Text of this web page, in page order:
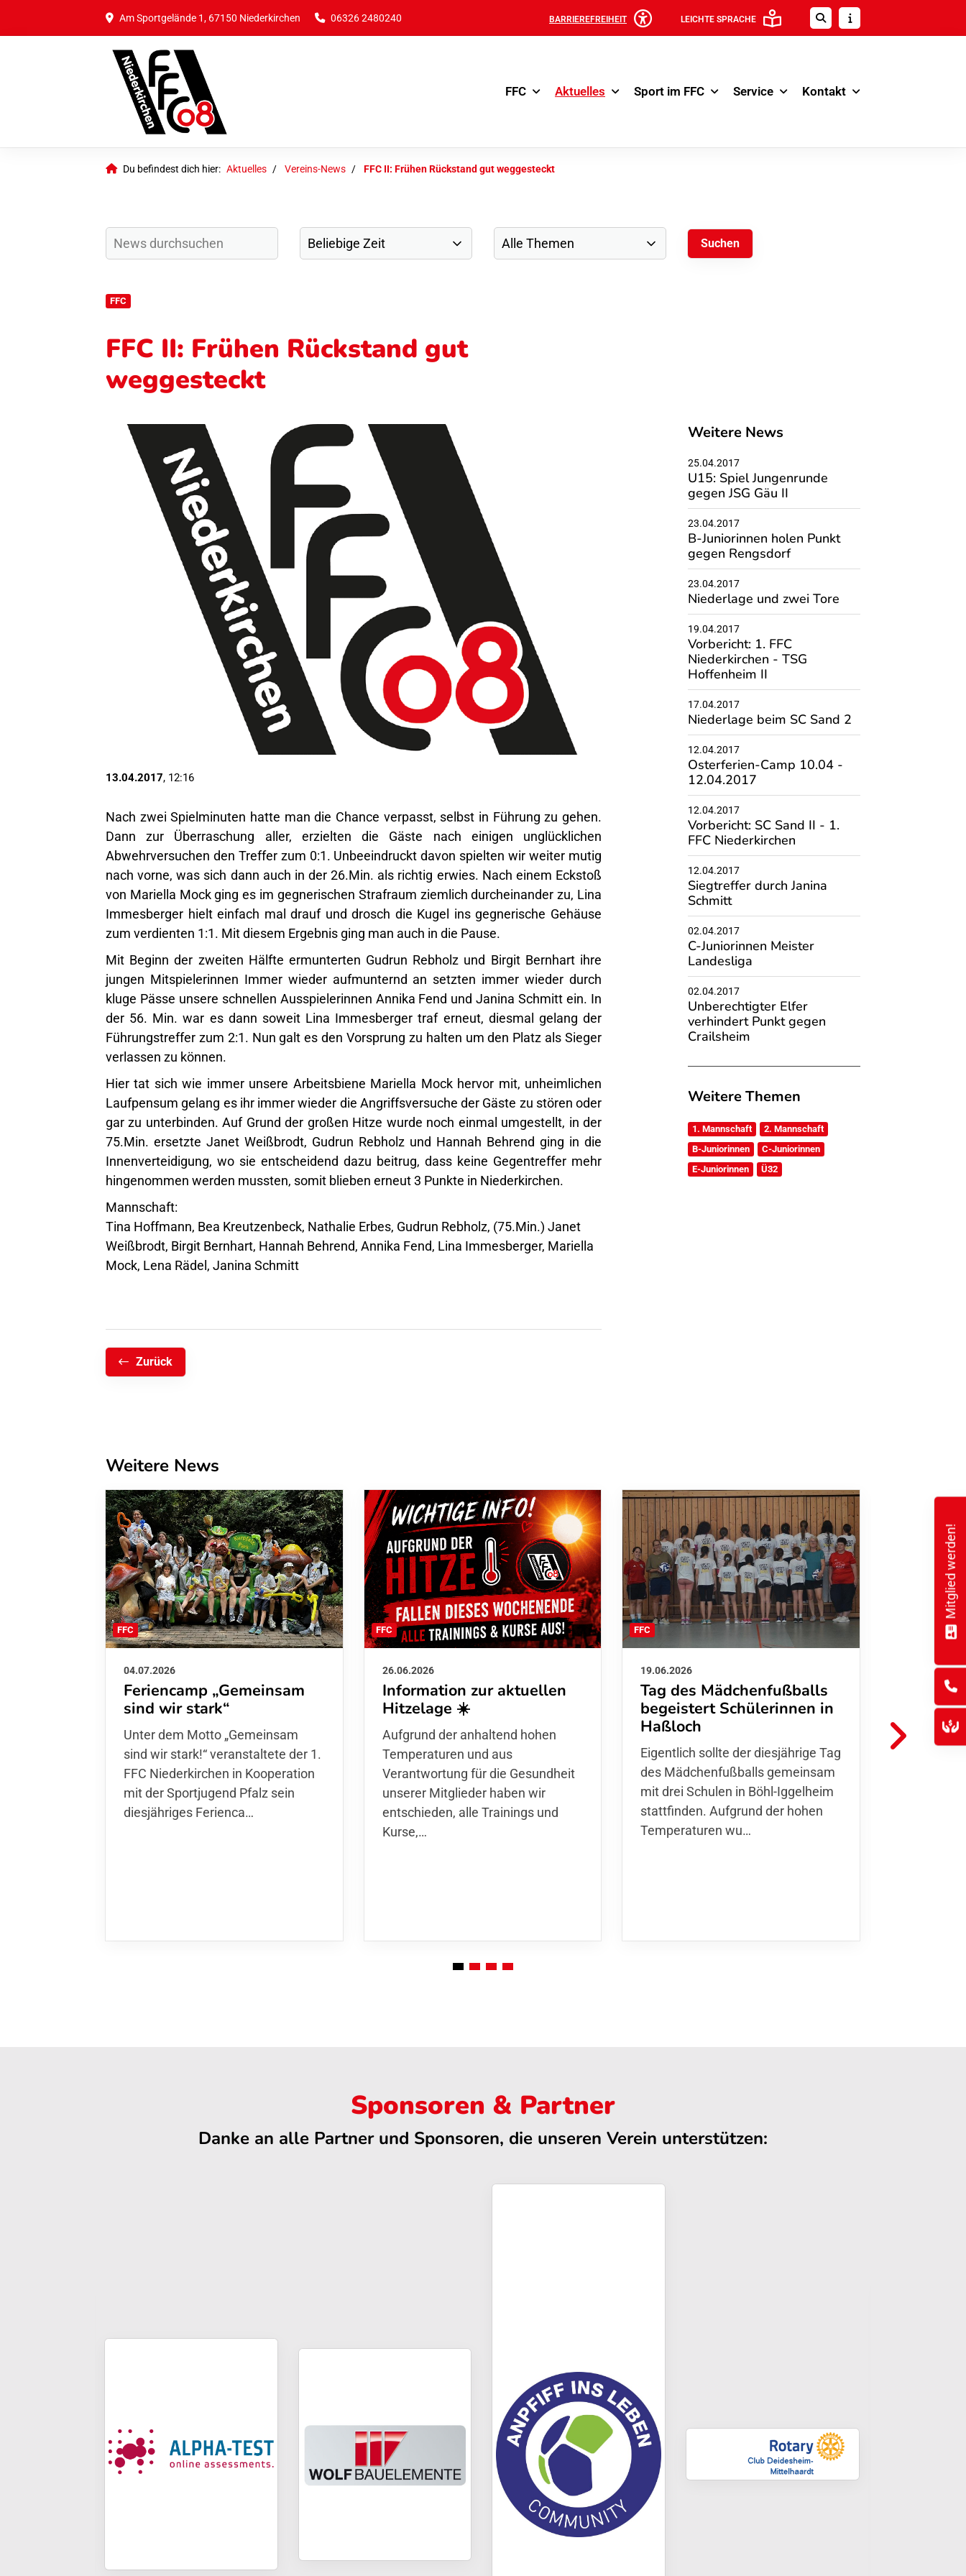
Am Sportgelände 1, 67150 Niederkirchen 06326 2480240 BARRIEREFREIHEIT LEICHTE SPRACHE
FFC Aktuelles Sport im FFC Service Kontakt
Du befindest dich hier: Aktuelles Vereins-News FFC II: Frühen Rückstand gut weggesteckt
FFC
FFC II: Frühen Rückstand gut
weggesteckt
13.04.2017, 12:16
Nach zwei Spielminuten hatte man die Chance verpasst, selbst in Führung zu gehen.
Dann zur Überraschung aller, erzielten die Gäste nach einigen unglücklichen
Abwehrversuchen den Treffer zum 0:1. Unbeeindruckt davon spielten wir weiter mutig
nach vorne, was sich dann auch in der 26.Min. als richtig erwies. Nach einem Eckstoß
von Mariella Mock ging es im gegnerischen Strafraum ziemlich durcheinander zu, Lina
Immesberger hielt einfach mal drauf und drosch die Kugel ins gegnerische Gehäuse
zum verdienten 1:1. Mit diesem Ergebnis ging man auch in die Pause.
Mit Beginn der zweiten Hälfte ermunterten Gudrun Rebholz und Birgit Bernhart ihre
jungen Mitspielerinnen Immer wieder aufmunternd an setzten immer wieder durch
kluge Pässe unsere schnellen Ausspielerinnen Annika Fend und Janina Schmitt ein. In
der 56. Min. war es dann soweit Lina Immesberger traf erneut, diesmal gelang der
Führungstreffer zum 2:1. Nun galt es den Vorsprung zu halten um den Platz als Sieger
verlassen zu können.
Hier tat sich wie immer unsere Arbeitsbiene Mariella Mock hervor mit, unheimlichen
Laufpensum gelang es ihr immer wieder die Angriffsversuche der Gäste zu stören oder
gar zu unterbinden. Auf Grund der großen Hitze wurde noch einmal umgestellt, in der
75.Min. ersetzte Janet Weißbrodt, Gudrun Rebholz und Hannah Behrend ging in die
Innenverteidigung, wo sie entscheidend dazu beitrug, dass keine Gegentreffer mehr
hingenommen werden mussten, somit blieben erneut 3 Punkte in Niederkirchen.
Mannschaft:
Tina Hoffmann, Bea Kreutzenbeck, Nathalie Erbes, Gudrun Rebholz, (75.Min.) Janet
Weißbrodt, Birgit Bernhart, Hannah Behrend, Annika Fend, Lina Immesberger, Mariella
Mock, Lena Rädel, Janina Schmitt
Zurück
Weitere News
25.04.2017
U15: Spiel Jungenrunde
gegen JSG Gäu II
23.04.2017
B-Juniorinnen holen Punkt
gegen Rengsdorf
23.04.2017
Niederlage und zwei Tore
19.04.2017
Vorbericht: 1. FFC
Niederkirchen - TSG
Hoffenheim II
17.04.2017
Niederlage beim SC Sand 2
12.04.2017
Osterferien-Camp 10.04 -
12.04.2017
12.04.2017
Vorbericht: SC Sand II - 1.
FFC Niederkirchen
12.04.2017
Siegtreffer durch Janina
Schmitt
02.04.2017
C-Juniorinnen Meister
Landesliga
02.04.2017
Unberechtigter Elfer
verhindert Punkt gegen
Crailsheim
Weitere Themen
1. Mannschaft
2. Mannschaft
B-Juniorinnen
C-Juniorinnen
E-Juniorinnen
Ü32
Weitere News
FFC
04.07.2026
Feriencamp „Gemeinsam
sind wir stark“
Unter dem Motto „Gemeinsam sind
wir stark!“ veranstaltete der 1. FFC
Niederkirchen in Kooperation mit
der Sportjugend Pfalz sein
diesjähriges Ferienca…
FFC
26.06.2026
Information zur aktuellen
Hitzelage ☀️
Aufgrund der anhaltend hohen
Temperaturen und aus
Verantwortung für die Gesundheit
unserer Mitglieder haben wir
entschieden, alle Trainings und
Kurse,…
FFC
19.06.2026
Tag des Mädchenfußballs
begeistert Schülerinnen in
Haßloch
Eigentlich sollte der diesjährige Tag
des Mädchenfußballs gemeinsam
mit drei Schulen in Böhl-Iggelheim
stattfinden. Aufgrund der hohen
Temperaturen wu…
01.06.2026
Danke
FFC
Hoffmann
Sponsoren & Partner
Danke an alle Partner und Sponsoren, die unseren Verein unterstützen:
Mitglied werden!